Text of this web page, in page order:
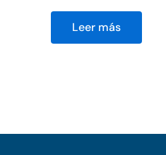
Leer más